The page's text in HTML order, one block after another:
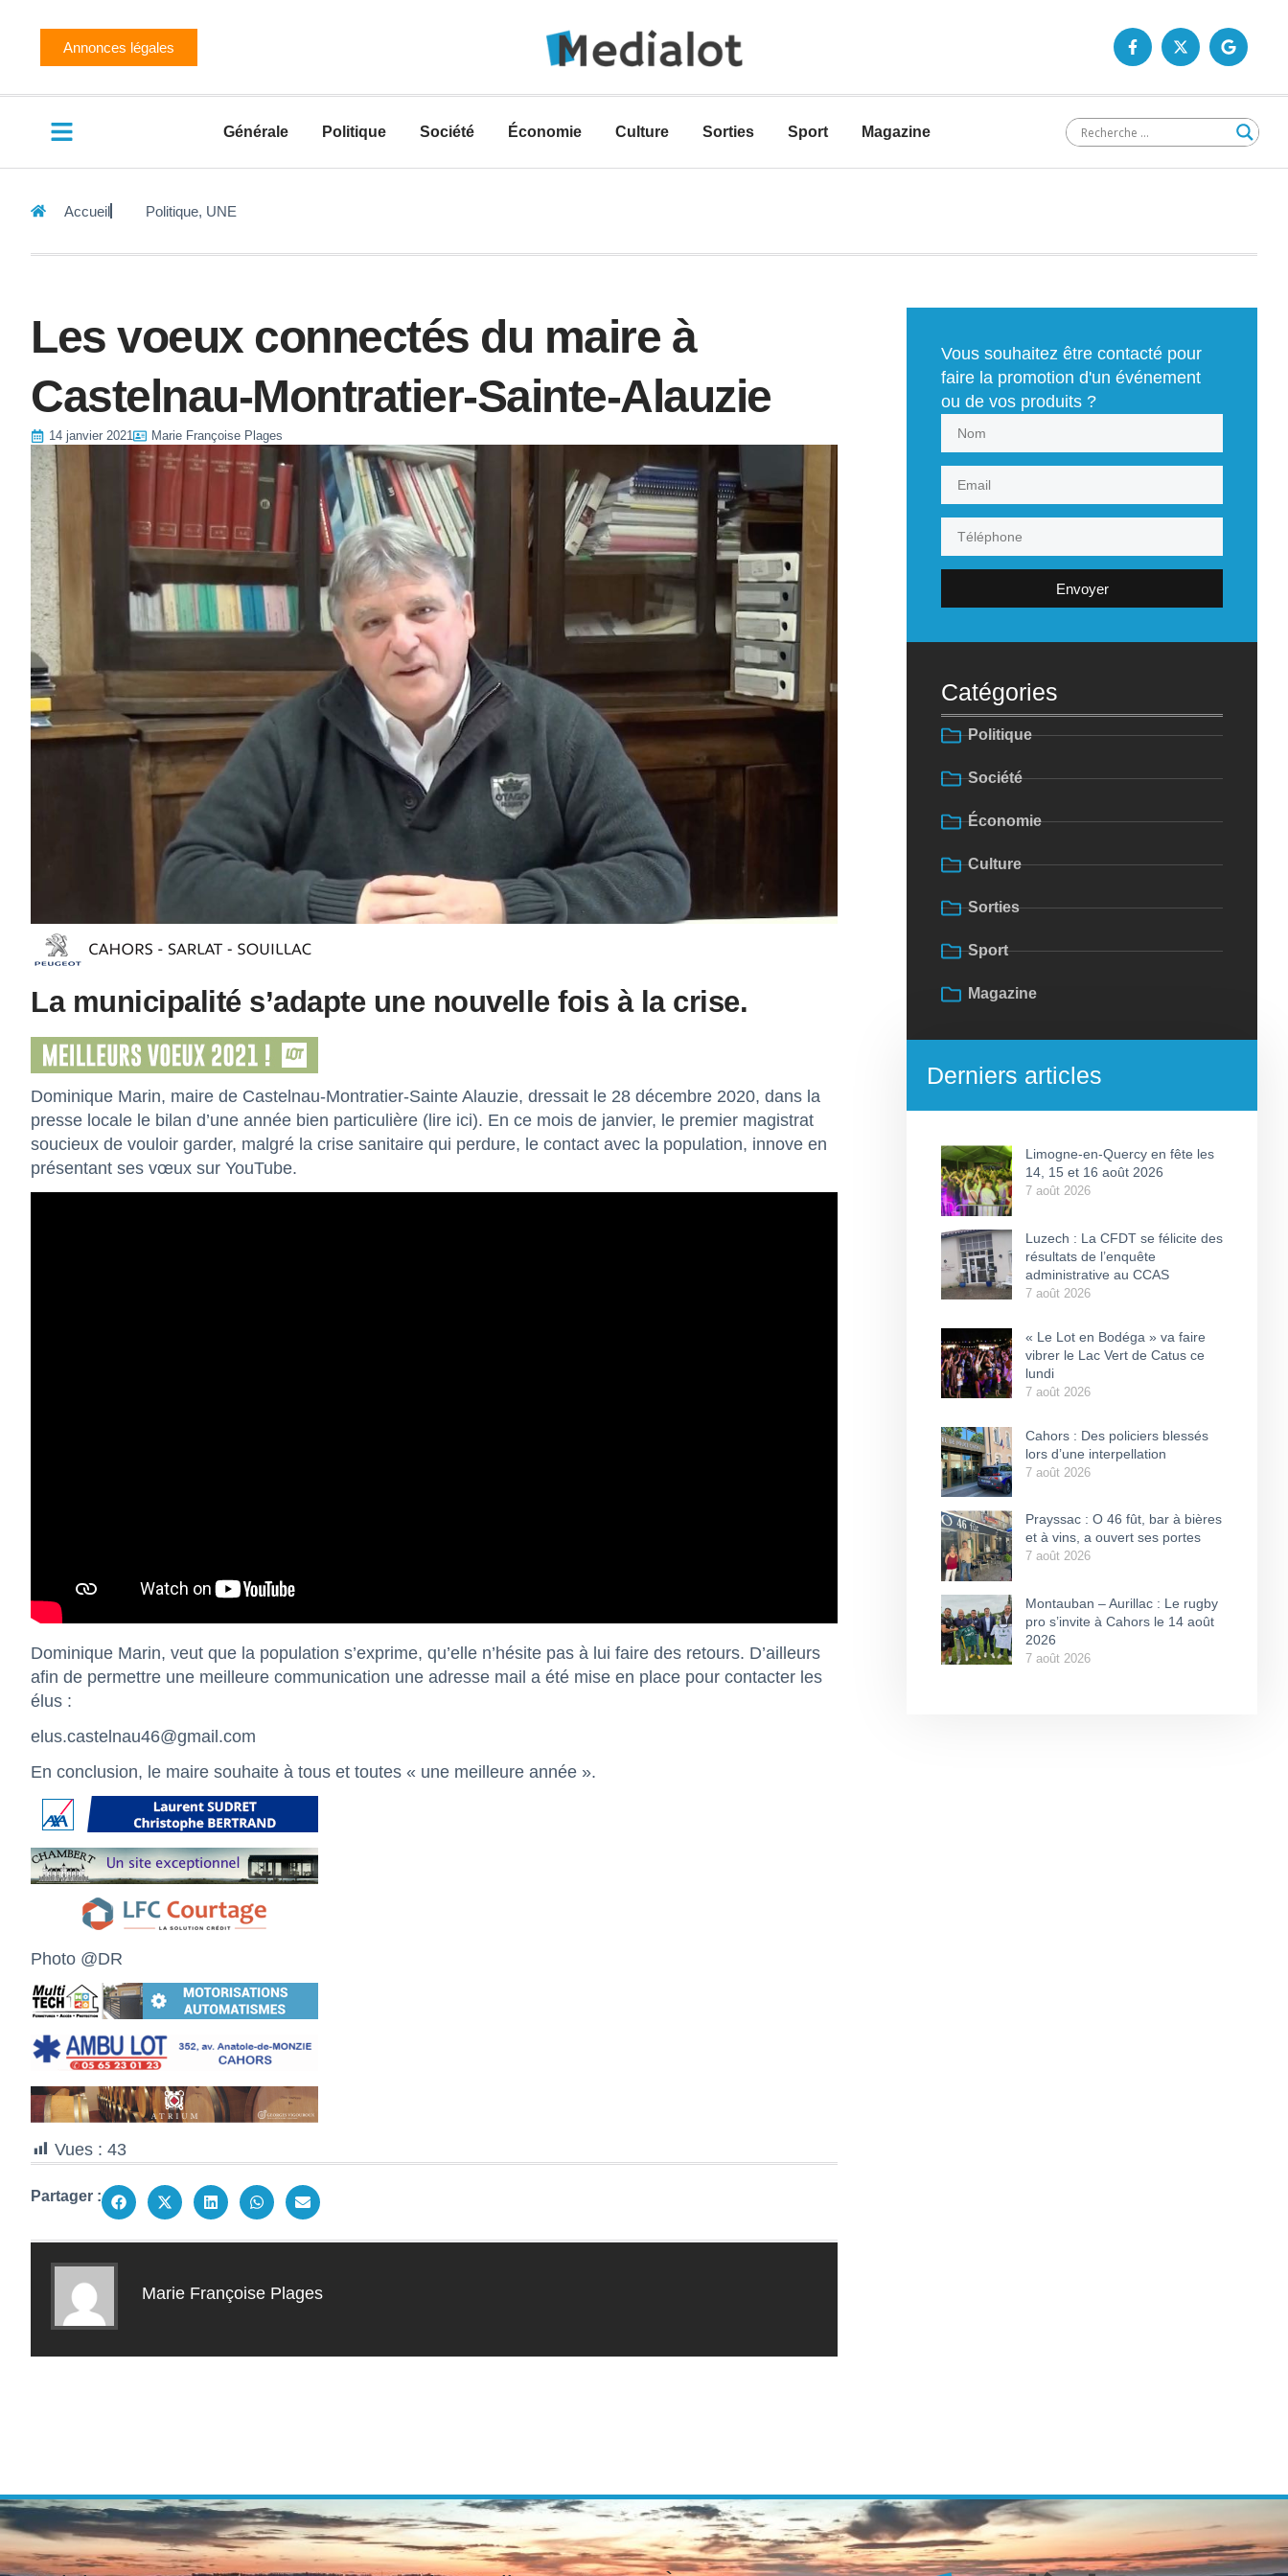
Annonces légales
Générale Politique Société Économie Culture Sorties Sport Magazine
Accueil Politique, UNE
Les voeux connectés du maire à
Castelnau-Montratier-Sainte-Alauzie
14 janvier 2021 Marie Françoise Plages
La municipalité s’adapte une nouvelle fois à la crise.
Dominique Marin, maire de Castelnau-Montratier-Sainte Alauzie, dressait le 28 décembre 2020, dans la
presse locale le bilan d’une année bien particulière (lire ici). En ce mois de janvier, le premier magistrat
soucieux de vouloir garder, malgré la crise sanitaire qui perdure, le contact avec la population, innove en
présentant ses vœux sur YouTube.
Dominique Marin, veut que la population s’exprime, qu’elle n’hésite pas à lui faire des retours. D’ailleurs
afin de permettre une meilleure communication une adresse mail a été mise en place pour contacter les
élus :
elus.castelnau46@gmail.com
En conclusion, le maire souhaite à tous et toutes « une meilleure année ».
Photo @DR
Vues : 43
Partager :
Marie Françoise Plages
Vous souhaitez être contacté pour
faire la promotion d'un événement
ou de vos produits ?
Envoyer
Catégories
Politique
Société
Économie
Culture
Sorties
Sport
Magazine
Derniers articles
Limogne-en-Quercy en fête les
14, 15 et 16 août 2026
7 août 2026
Luzech : La CFDT se félicite des
résultats de l’enquête
administrative au CCAS
7 août 2026
« Le Lot en Bodéga » va faire
vibrer le Lac Vert de Catus ce
lundi
7 août 2026
Cahors : Des policiers blessés
lors d’une interpellation
7 août 2026
Prayssac : O 46 fût, bar à bières
et à vins, a ouvert ses portes
7 août 2026
Montauban – Aurillac : Le rugby
pro s’invite à Cahors le 14 août
2026
7 août 2026